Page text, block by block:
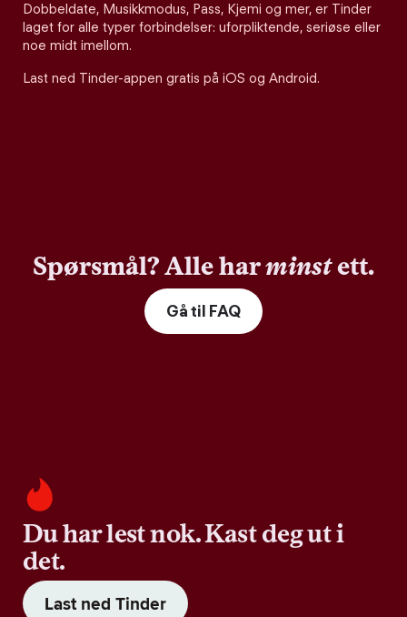
Dobbeldate, Musikkmodus, Pass, Kjemi og mer, er Tinder
laget for alle typer forbindelser: uforpliktende, seriøse eller
noe midt imellom.
Last ned Tinder-appen gratis på iOS og Android.
Spørsmål? Alle harminstett.
Gå til FAQ
Du har lest nok. Kast deg ut i
det.
Last ned Tinder